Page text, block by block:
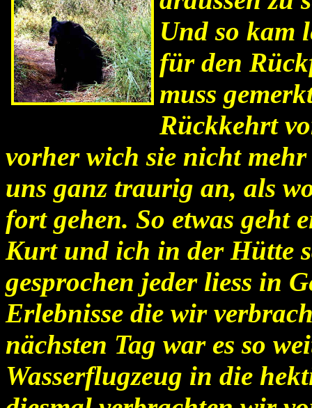
Und so kam
für den
muss
Rückkehrt
vorher wich sie nicht
uns ganz traurig an, als
fort gehen. So etwas geht
Kurt und ich in der Hütte
gesprochen jeder liess in
Erlebnisse die wir
nächsten Tag war es so
Wasserflugzeug in die